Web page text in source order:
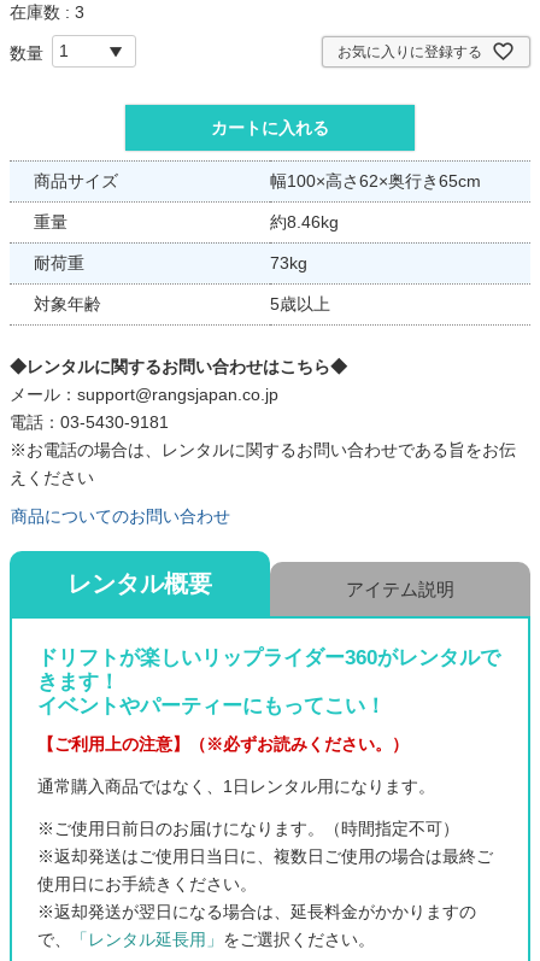
レンタル概要
ドリフトが楽しいリップライダー360がレンタルで
きます！
イベントやパーティーにもってこい！
【ご利用上の注意】（※必ずお読みください。）
通常購入商品ではなく、1日レンタル用になります。
※ご使用日前日のお届けになります。（時間指定不可）
※返却発送はご使用日当日に、複数日ご使用の場合は最終ご
使用日にお手続きください。
※返却発送が翌日になる場合は、延長料金がかかりますの
で、
「レンタル延長用」 をご選択ください。
アイテム説明
在庫数 3
お気に入りに登録する
カートに入れる
商品サイズ 幅100×高さ62×奥行き65cm
重量 約8.46kg
耐荷重 73kg
対象年齢 5歳以上
◆レンタルに関するお問い合わせはこちら◆
メール：support@rangsjapan.co.jp
電話：03-5430-9181
※お電話の場合は、レンタルに関するお問い合わせである旨をお伝
えください
商品についてのお問い合わせ